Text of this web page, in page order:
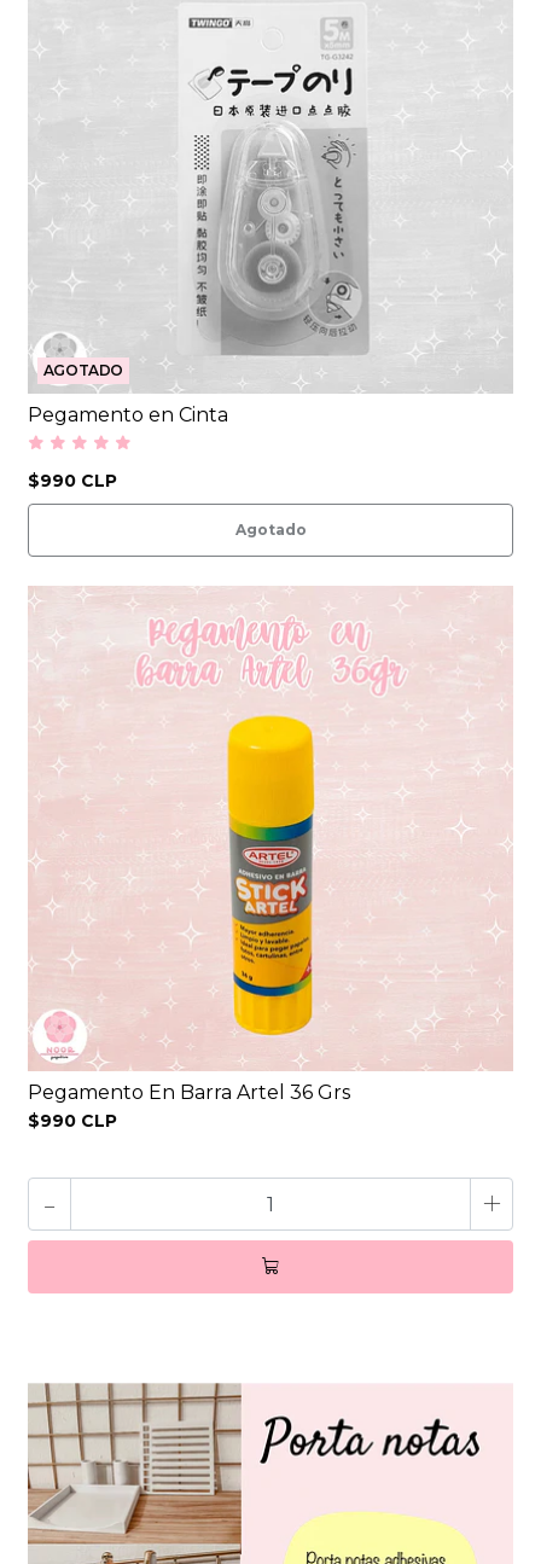
AGOTADO
Pegamento en Cinta
$990 CLP
Agotado
Pegamento En Barra Artel 36 Grs
$990 CLP
- +